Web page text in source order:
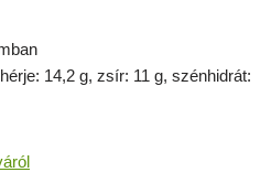
14,2 g, zsír: 11 g, szénhidrát: